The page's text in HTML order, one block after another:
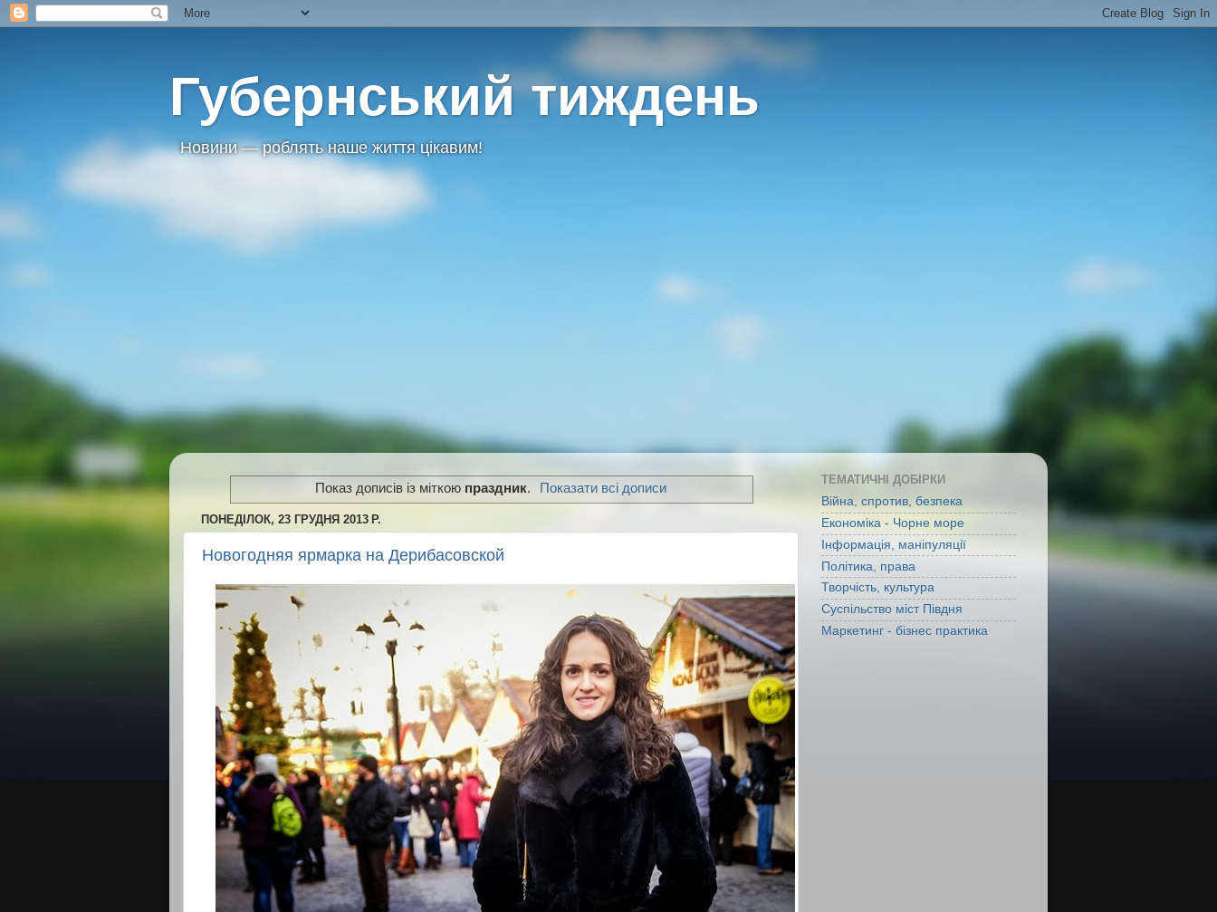
Губернський тиждень
Новини — роблять наше життя цікавим!
Показ дописів із міткою праздник. Показати всі дописи
ПОНЕДІЛОК, 23 ГРУДНЯ 2013 Р.
Новогодняя ярмарка на Дерибасовской
ТЕМАТИЧНІ ДОБІРКИ
Війна, спротив, безпека
Економіка - Чорне море
Інформація, маніпуляції
Політика, права
Творчість, культура
Суспільство міст Півдня
Маркетинг - бізнес практика